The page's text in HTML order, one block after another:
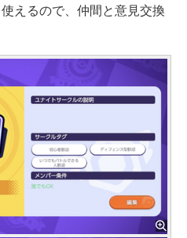
えるので、仲間と意見交換